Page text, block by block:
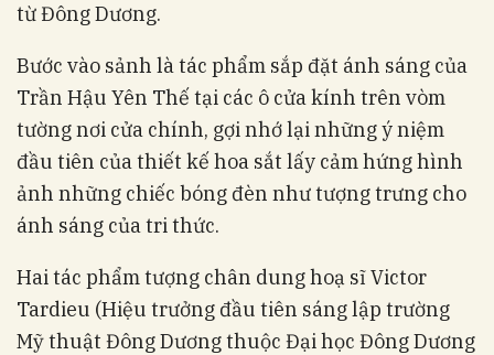
từ Đông Dương.
Bước vào sảnh là tác phẩm sắp đặt ánh sáng của
Trần Hậu Yên Thế tại các ô cửa kính trên vòm
tường nơi cửa chính, gợi nhớ lại những ý niệm
đầu tiên của thiết kế hoa sắt lấy cảm hứng hình
ảnh những chiếc bóng đèn như tượng trưng cho
ánh sáng của tri thức.
Hai tác phẩm tượng chân dung hoạ sĩ Victor
Tardieu (Hiệu trưởng đầu tiên sáng lập trường
Mỹ thuật Đông Dương thuộc Đại học Đông Dương